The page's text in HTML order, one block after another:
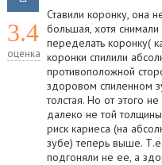
3.4
оценка
Ставили коронку, она
большая, хотя снимали
переделать коронку(
коронки спилили
противоположной
здоровом спиленном
толстая. Но от этого
далеко не той
риск кариеса (на
зубе) теперь выше.
подгоняли не ее, а